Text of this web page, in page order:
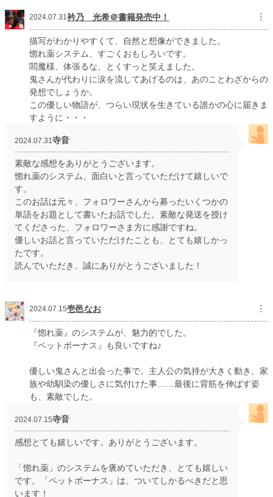
2024.07.31衿乃 光希＠書籍発売中！ ︙
描写がわかりやすくて、自然と想像ができました。
惚れ薬システム、すごくおもしろいです。
閻魔様、体張るな、とくすっと笑えました。
鬼さんが代わりに涙を流してあげるのは、あのことわざからの
発想でしょうか。
この優しい物語が、つらい現状を生きている誰かの心に届きま
すように・・・
2024.07.31 寺音
素敵な感想をありがとうございます。
惚れ薬のシステム、面白いと言っていただけて嬉しいで
す。
このお話は元々、フォロワーさんから募ったいくつかの
単語をお題として書いたお話でした。素敵な発送を授け
てくださった、フォロワーさま方に感謝ですね。
優しいお話と言っていただけたことも、とても嬉しかっ
たです。
読んでいただき、誠にありがとうございました！
2024.07.15壱邑なお ︙
『惚れ薬』のシステムが、魅力的でした。
『ペットボーナス』も良いですね♪
優しい鬼さんと出会った事で、主人公の気持が大きく動き、家
族や幼馴染の優しさに気付けた事……最後に背筋を伸ばす姿
も、素敵でした。
2024.07.15寺音
感想とても嬉しいです。ありがとうございます。
「惚れ薬」のシステムを褒めていただき、とても嬉しい
です。「ペットボーナス」は、ついてしかるべきだと思
います！